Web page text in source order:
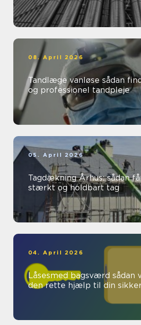
08. April 2026
Tandlæge vanløse sådan finder du tryg
og professionel tandpleje
05. April 2026
Tagdækning Århus: sådan
stærkt og holdbart tag
04. April 2026
Låsesmed bagsværd sådan vælger du
den rette hjælp til din